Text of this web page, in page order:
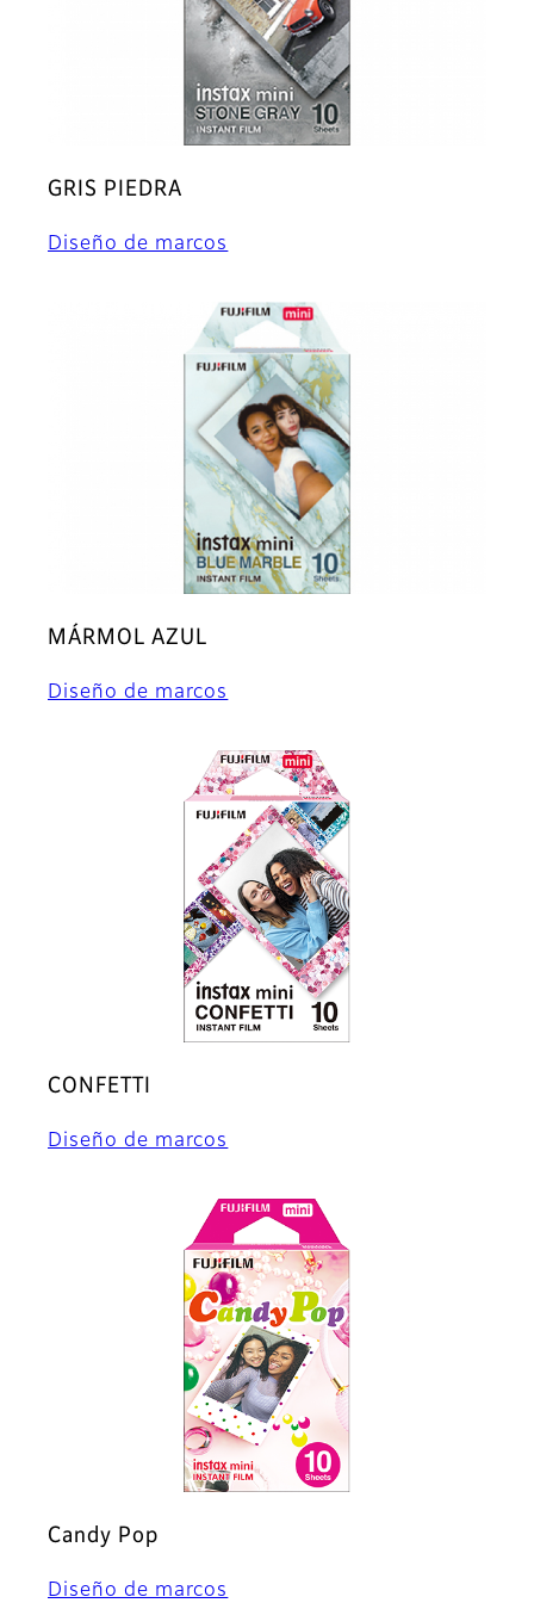
GRIS PIEDRA
Diseño de marcos
MÁRMOL AZUL
Diseño de marcos
CONFETTI
Diseño de marcos
Candy Pop
Diseño de marcos